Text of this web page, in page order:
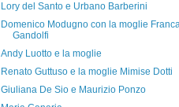
Lory del Santo e Urbano Barberini
Domenico Modugno con la moglie
Gandolfi
Andy Luotto e la moglie
Renato Guttuso e la moglie Mimise Dotti
Giuliana De Sio e Maurizio Ponzo